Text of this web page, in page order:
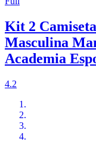
Kit 2
Masculina
Academia
4.2